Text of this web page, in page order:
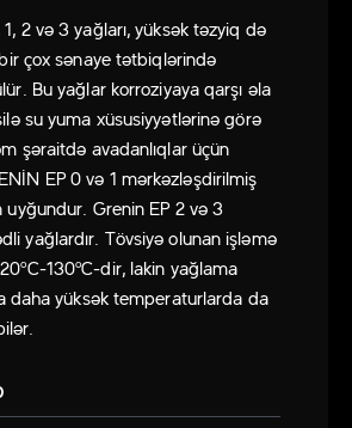
2 və 3 yağları, yüksək təzyiq də
çox sənaye tətbiqlərində
Bu yağlar korroziyaya qarşı əla
su yuma xüsusiyyətlərinə görə
şəraitdə avadanlıqlar üçün
EP 0 və 1 mərkəzləşdirilmiş
Grenin EP 2 və 3
yağlardır. Tövsiyə olunan işləmə
130ºC-dir, lakin yağlama
daha yüksək temperaturlarda da